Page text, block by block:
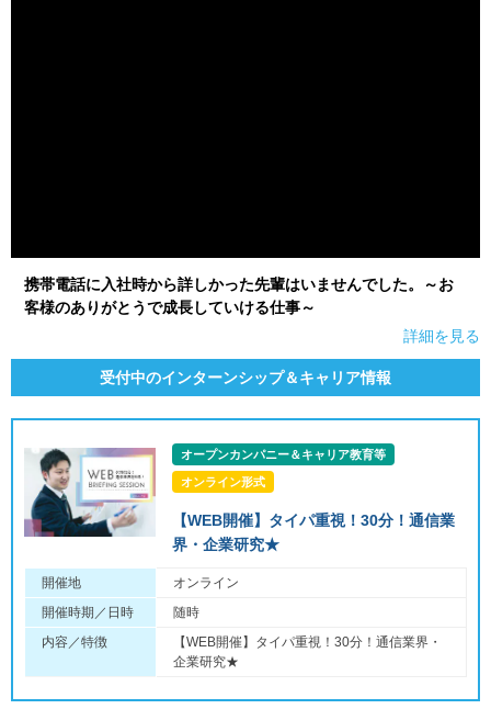
携帯電話に入社時から詳しかった先輩はいませんでした。～お
客様のありがとうで成長していける仕事～
詳細を見る
受付中のインターンシップ＆キャリア情報
オープンカンパニー＆キャリア教育等
オンライン形式
【WEB開催】タイパ重視！30分！通信業
界・企業研究★
開催地
オンライン
開催時期／日時
随時
内容／特徴
【WEB開催】タイパ重視！30分！通信業界・
企業研究★